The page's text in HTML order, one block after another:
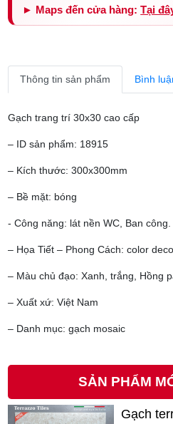
► Maps đến cửa hàng: Tại
Thông tin sản phẩm Bình
Gạch trang trí 30x30 cao cấp
– ID sản phẩm: 18915
– Kích thước: 300x300mm
– Bề mặt: bóng
- Công năng: lát nền WC, Ban công.
– Họa Tiết – Phong Cách: color
– Màu chủ đạo: Xanh, trắng, Hồng
– Xuất xứ: Việt Nam
– Danh mục: gạch mosaic
SẢN PHẨM
Gạch